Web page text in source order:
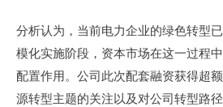
分析认为，当前电力企业的绿色转型
模化实施阶段，资本市场在这一过程
配置作用。公司此次配套融资获得超
源转型主题的关注以及对公司转型路径